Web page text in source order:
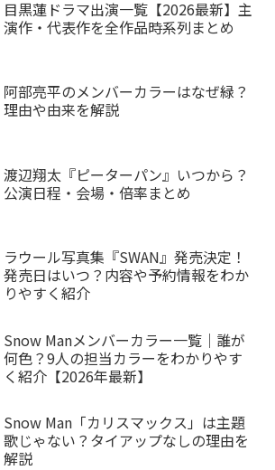
目黒蓮ドラマ出演一覧【2026最新】主
演作・代表作を全作品時系列まとめ
阿部亮平のメンバーカラーはなぜ緑？
理由や由来を解説
渡辺翔太『ピーターパン』いつから？
公演日程・会場・倍率まとめ
ラウール写真集『SWAN』発売決定！
発売日はいつ？内容や予約情報をわか
りやすく紹介
Snow Manメンバーカラー一覧｜誰が
何色？9人の担当カラーをわかりやす
く紹介【2026年最新】
Snow Man「カリスマックス」は主題
歌じゃない？タイアップなしの理由を
解説